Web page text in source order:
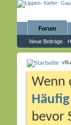
Forum
Neue Beiträge
Wenn
bevor